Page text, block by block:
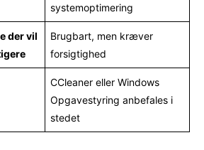
systemoptimering
der vil
Brugbart, men kræver
forsigtighed
CCleaner eller Windows
Opgavestyring anbefales i
stedet